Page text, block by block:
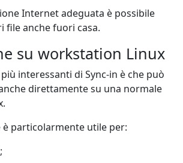
Internet adeguata è possibile
file anche fuori casa.
su workstation Linux
interessanti di Sync-in è che può
direttamente su una normale
è particolarmente utile per: